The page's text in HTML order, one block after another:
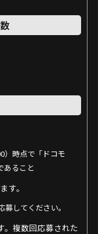
）時点で「ドコモ
あること
す。
してください。
複数回応募された